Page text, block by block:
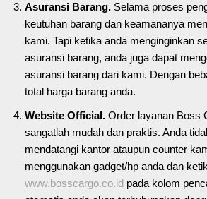
Asuransi Barang. Selama proses
keutuhan barang dan keamananya
kami. Tapi ketika anda menginginkan
asuransi barang, anda juga dapat
asuransi barang dari kami. Dengan
total harga barang anda.
Website Official. Order layanan Boss
sangatlah mudah dan praktis. Anda
mendatangi kantor ataupun counter
menggunakan gadget/hp anda dan
www.bosscargo.co.id pada kolom